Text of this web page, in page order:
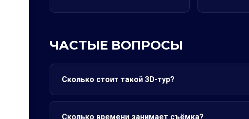
ЧАСТЫЕ ВОПРОСЫ
Сколько стоит такой 3D-тур?
Сколько времени занимает съёмка?